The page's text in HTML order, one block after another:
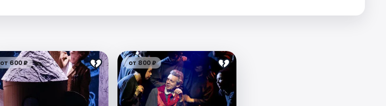
от 600 ₽ от 800 ₽